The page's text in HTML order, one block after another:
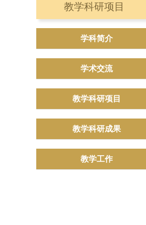
教学科研项目
学科简介
学术交流
教学科研项目
教学科研成果
教学工作